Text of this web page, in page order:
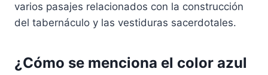
varios pasajes relacionados con la construcción
del tabernáculo y las vestiduras sacerdotales.
¿Cómo se menciona el color azul